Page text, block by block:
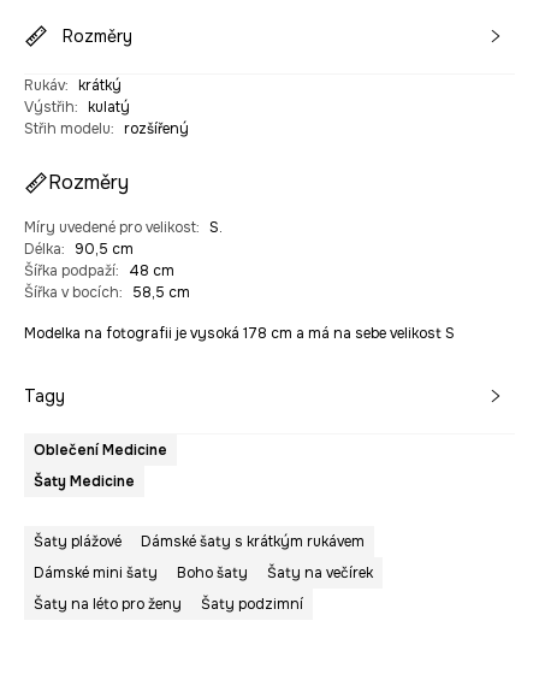
Rozměry
Rukáv: krátký
Výstřih: kulatý
Střih modelu: rozšířený
Rozměry
Míry uvedené pro velikost: S.
Délka:
90,5 cm
Šířka podpaží:
48 cm
Šířka v bocích: 58,5 cm
Modelka na fotografii je vysoká 178 cm a má na sebe velikost S
Tagy
Oblečení Medicine
Šaty Medicine
Šaty plážové
Dámské šaty s krátkým rukávem
Dámské mini šaty
Boho šaty
Šaty na večírek
Šaty na léto pro ženy
Šaty podzimní